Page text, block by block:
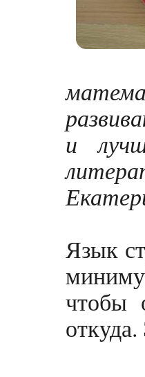
и
Язык
чтобы